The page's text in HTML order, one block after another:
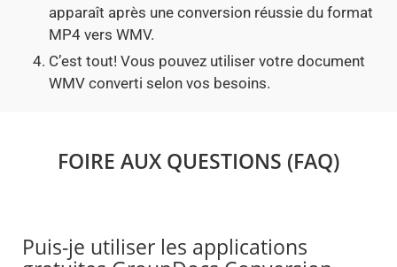
apparaît après une conversion réussie du format
MP4 vers WMV.
C’est tout! Vous pouvez utiliser votre document
WMV converti selon vos besoins.
FOIRE AUX QUESTIONS (FAQ)
Puis-je utiliser les applications